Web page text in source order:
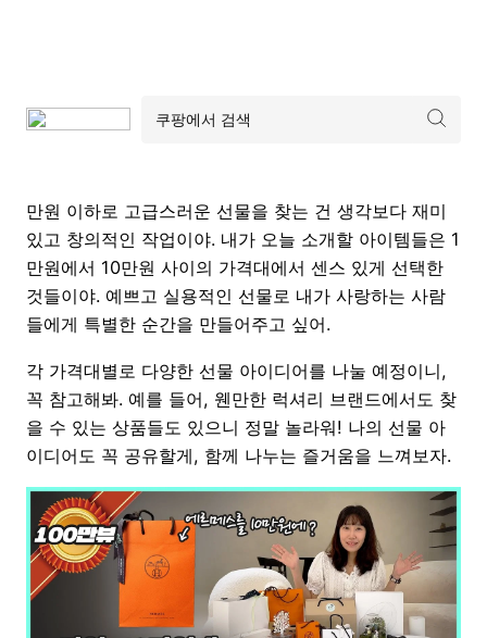
만원 이하로 고급스러운 선물을 찾는 건 생각보다 재미
있고 창의적인 작업이야. 내가 오늘 소개할 아이템들은 1
만원에서 10만원 사이의 가격대에서 센스 있게 선택한
것들이야. 예쁘고 실용적인 선물로 내가 사랑하는 사람
들에게 특별한 순간을 만들어주고 싶어.
각 가격대별로 다양한 선물 아이디어를 나눌 예정이니,
꼭 참고해봐. 예를 들어, 웬만한 럭셔리 브랜드에서도 찾
을 수 있는 상품들도 있으니 정말 놀라워! 나의 선물 아
이디어도 꼭 공유할게, 함께 나누는 즐거움을 느껴보자.